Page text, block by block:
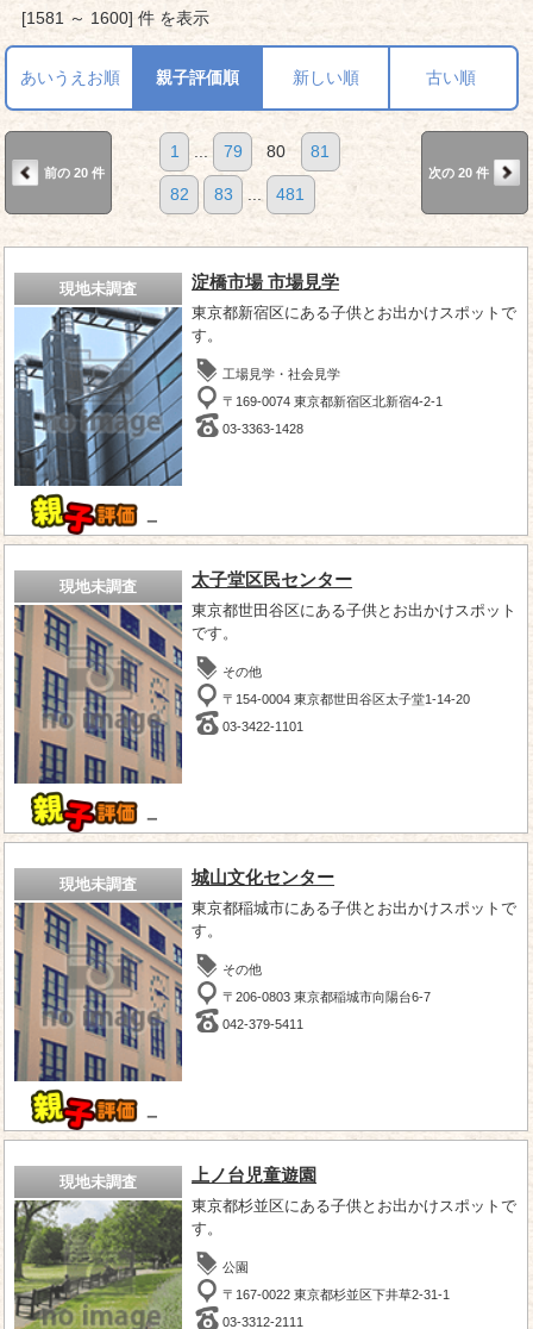
[1581 ～ 1600] 件 を表示
あいうえお順 親子評価順 新しい順 古い順
前の 20 件
1 ... 79 80 81
82 83 ... 481
次の 20 件
現地未調査
－
淀橋市場 市場見学
東京都新宿区にある子供とお出かけスポットで
す。
工場見学・社会見学
〒169-0074 東京都新宿区北新宿4-2-1
03-3363-1428
現地未調査
－
太子堂区民センター
東京都世田谷区にある子供とお出かけスポット
です。
その他
〒154-0004 東京都世田谷区太子堂1-14-20
03-3422-1101
現地未調査
－
城山文化センター
東京都稲城市にある子供とお出かけスポットで
す。
その他
〒206-0803 東京都稲城市向陽台6-7
042-379-5411
現地未調査 上ノ台児童遊園
東京都杉並区にある子供とお出かけスポットで
す。
公園
〒167-0022 東京都杉並区下井草2-31-1
03-3312-2111